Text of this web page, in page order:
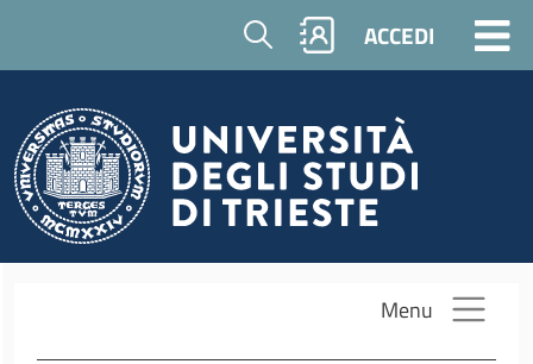
Salta al contenuto principale
Cerca ACCEDI
Menu